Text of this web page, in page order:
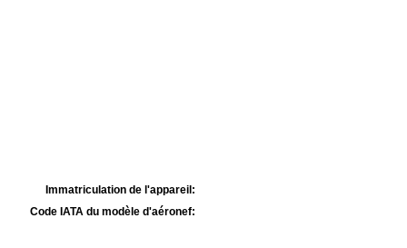
Immatriculation de l'appareil:
Code IATA du modèle d'aéronef: